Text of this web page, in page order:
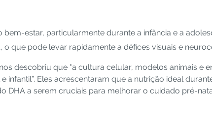
estar, particularmente durante a infância e a
que pode levar rapidamente a défices visuais e
descobriu que "a cultura celular, modelos animais e
infantil”. Eles acrescentaram que a nutrição ideal
DHA a serem cruciais para melhorar o cuidado pré-